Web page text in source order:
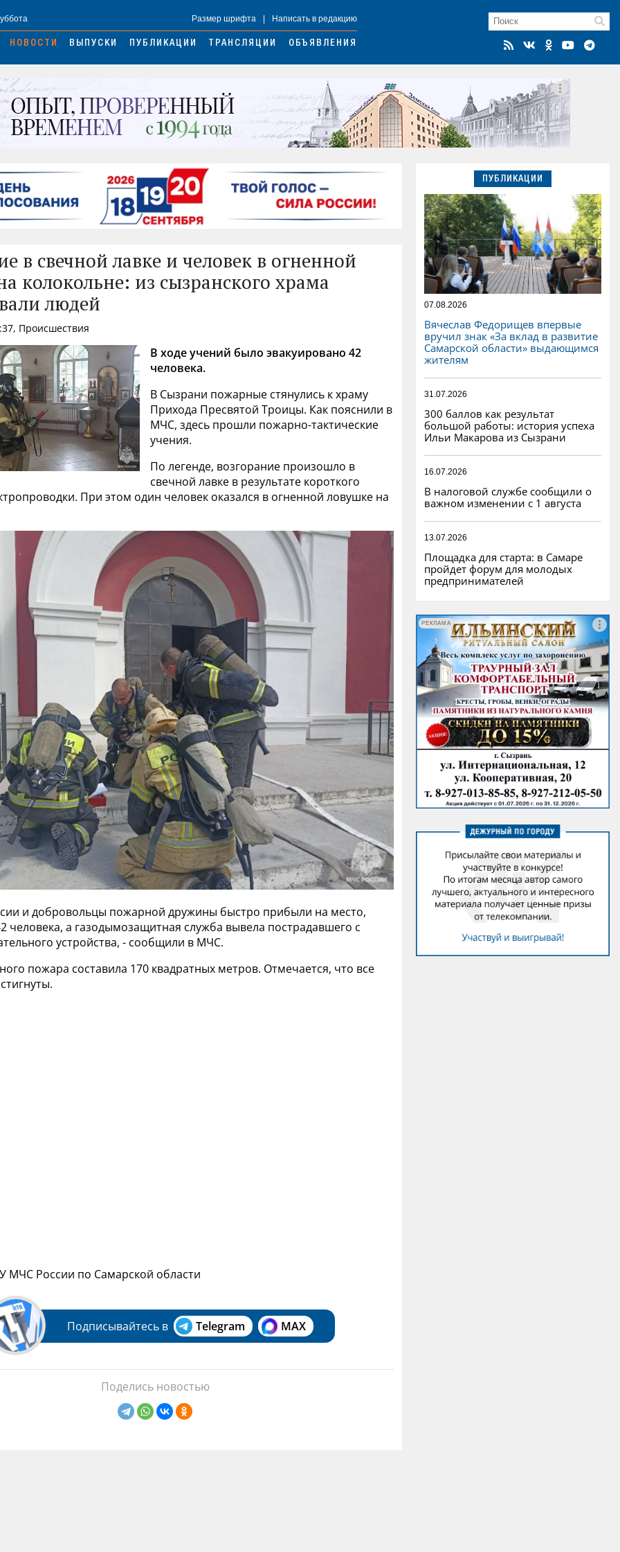
Размер шрифта Написать в редакцию
НОВОСТИ ВЫПУСКИ ПУБЛИКАЦИИ ТРАНСЛЯЦИИ ОБЪЯВЛЕНИЯ
в свечной лавке и человек в огненной
колокольне: из сызранского храма
людей
Происшествия
В ходе учений было эвакуировано 42
человека.
В Сызрани пожарные стянулись к храму
Прихода Пресвятой Троицы. Как пояснили в
МЧС, здесь прошли пожарно-тактические
учения.
По легенде, возгорание произошло в
свечной лавке в результате короткого
При этом один человек оказался в огненной ловушке на
и добровольцы пожарной дружины быстро прибыли на место,
человека, а газодымозащитная служба вывела пострадавшего с
устройства, - сообщили в МЧС.
пожара составила 170 квадратных метров. Отмечается, что все
МЧС России по Самарской области
Подписывайтесь в Telegram MAX
Поделись новостью
ПУБЛИКАЦИИ
07.08.2026
Вячеслав Федорищев впервые
вручил знак «За вклад в развитие
Самарской области» выдающимся
жителям
31.07.2026
300 баллов как результат
большой работы: история успеха
Ильи Макарова из Сызрани
16.07.2026
В налоговой службе сообщили о
важном изменении с 1 августа
13.07.2026
Площадка для старта: в Самаре
пройдет форум для молодых
предпринимателей
РЕКЛАМА